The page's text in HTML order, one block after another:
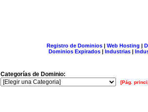
Registro de Dominios| Web Hosting |
Dominios Expirados | Industrias |
Categorías de Dominio:
[Pág.